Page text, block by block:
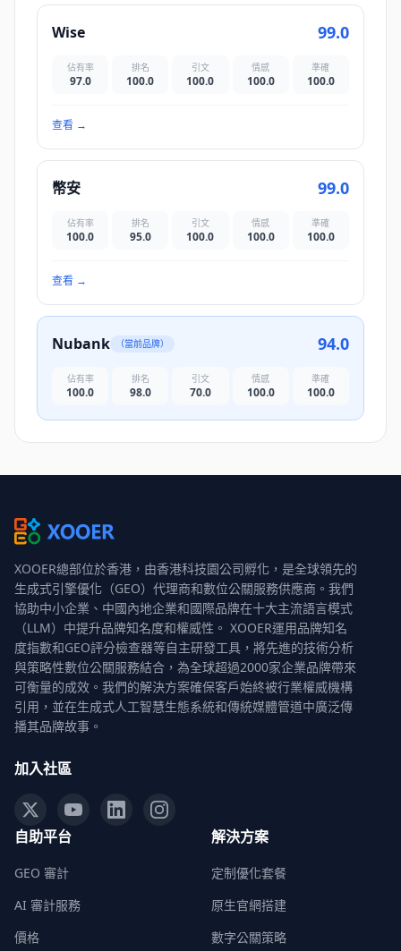
Wise 99.0
佔有率
97.0
排名
100.0
引文
100.0
情感
100.0
準確
100.0
查看 →
幣安 99.0
佔有率
100.0
排名
95.0
引文
100.0
情感
100.0
準確
100.0
查看 →
Nubank （當前品牌） 94.0
佔有率
100.0
排名
98.0
引文
70.0
情感
100.0
準確
100.0
XOOER總部位於香港，由香港科技園公司孵化，是全球領先的
生成式引擎優化（GEO）代理商和數位公關服務供應商。我們
協助中小企業、中國內地企業和國際品牌在十大主流語言模式
（LLM）中提升品牌知名度和權威性。 XOOER運用品牌知名
度指數和GEO評分檢查器等自主研發工具，將先進的技術分析
與策略性數位公關服務結合，為全球超過2000家企業品牌帶來
可衡量的成效。我們的解決方案確保客戶始終被行業權威機構
引用，並在生成式人工智慧生態系統和傳統媒體管道中廣泛傳
播其品牌故事。
加入社區
自助平台
GEO 審計
AI 審計服務
價格
解決方案
定制優化套餐
原生官網搭建
數字公關策略